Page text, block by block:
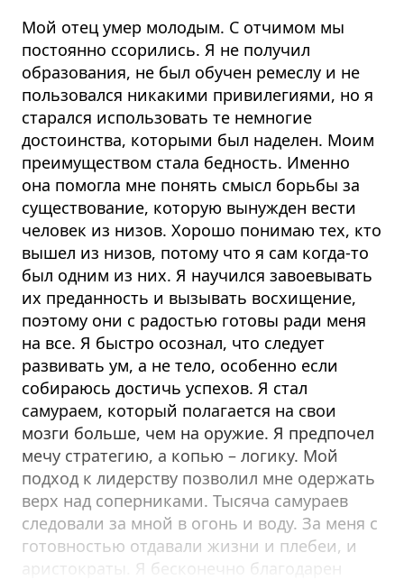
Мой отец умер молодым. С отчимом мы
постоянно ссорились. Я не получил
образования, не был обучен ремеслу и не
пользовался никакими привилегиями, но я
старался использовать те немногие
достоинства, которыми был наделен. Моим
преимуществом стала бедность. Именно
она помогла мне понять смысл борьбы за
существование, которую вынужден вести
человек из низов. Хорошо понимаю тех, кто
вышел из низов, потому что я сам когда-то
был одним из них. Я научился завоевывать
их преданность и вызывать восхищение,
поэтому они с радостью готовы ради меня
на все. Я быстро осознал, что следует
развивать ум, а не тело, особенно если
собираюсь достичь успехов. Я стал
самураем, который полагается на свои
мозги больше, чем на оружие. Я предпочел
мечу стратегию, а копью – логику. Мой
подход к лидерству позволил мне одержать
верх над соперниками. Тысяча самураев
следовали за мной в огонь и воду. За меня с
готовностью отдавали жизни и плебеи, и
аристократы. Я бесконечно благодарен